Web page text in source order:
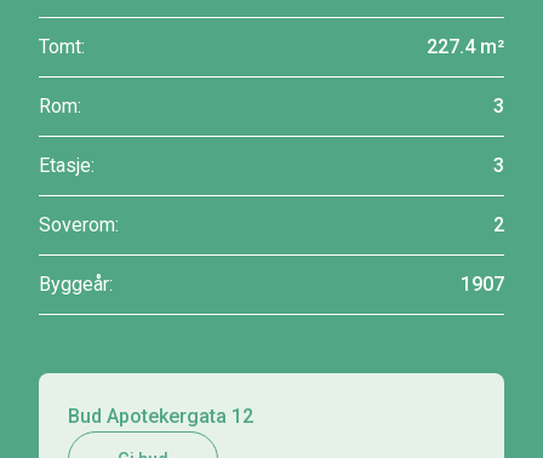
Tomt: 227.4 m²
Rom: 3
Etasje: 3
Soverom: 2
Byggeår: 1907
Bud Apotekergata 12